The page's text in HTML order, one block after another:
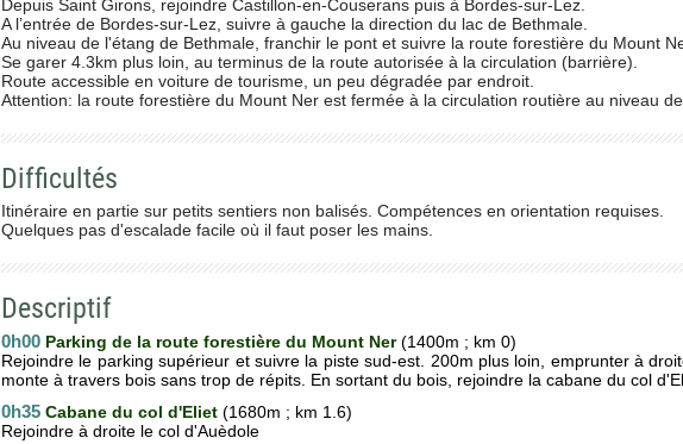
Depuis Saint Girons, rejoindre Castillon-en-Couserans puis à Bordes-sur-Lez.
A l’entrée de Bordes-sur-Lez, suivre à gauche la direction du lac de Bethmale.
Au niveau de l'étang de Bethmale, franchir le pont et suivre la route forestière du Mount
Se garer 4.3km plus loin, au terminus de la route autorisée à la circulation (barrière).
Route accessible en voiture de tourisme, un peu dégradée par endroit.
Attention: la route forestière du Mount Ner est fermée à la circulation routière au niveau
Difficultés
Itinéraire en partie sur petits sentiers non balisés. Compétences en orientation requises.
Quelques pas d'escalade facile où il faut poser les mains.
Descriptif
0h00 Parking de la route forestière du Mount Ner(1400m ; km 0)
Rejoindre le parking supérieur et suivre la piste sud-est. 200m plus loin, emprunter à
monte à travers bois sans trop de répits. En sortant du bois, rejoindre la cabane du col
0h35 Cabane du col d'Eliet (1680m ; km 1.6)
Rejoindre à droite le col d'Auèdole